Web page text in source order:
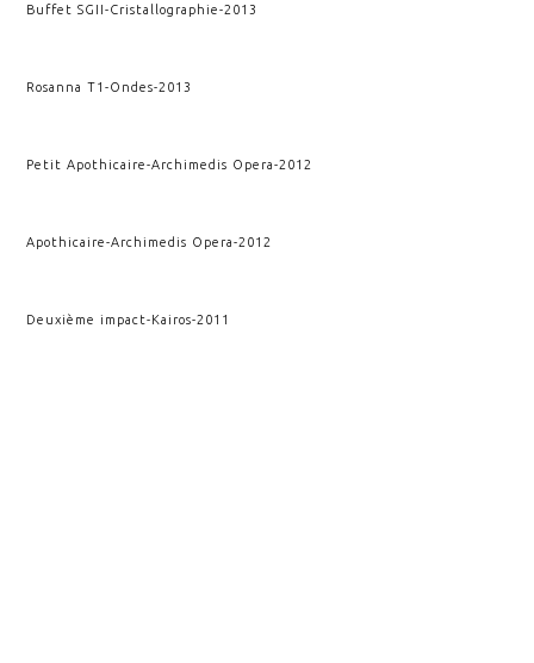
Buffet SGII-Cristallographie-2013
Rosanna T1-Ondes-2013
Petit Apothicaire-Archimedis Opera-2012
Apothicaire-Archimedis Opera-2012
Deuxième impact-Kairos-2011